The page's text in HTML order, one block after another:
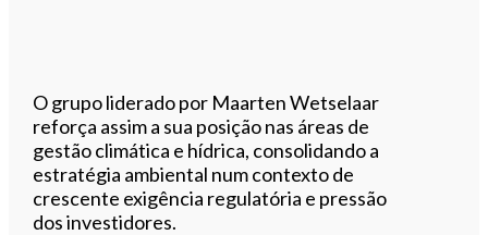
O grupo liderado por Maarten Wetselaar
reforça assim a sua posição nas áreas de
gestão climática e hídrica, consolidando a
estratégia ambiental num contexto de
crescente exigência regulatória e pressão
dos investidores.